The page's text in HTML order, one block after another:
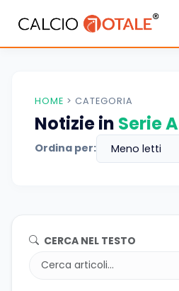
HOME > CATEGORIA
Notizie in Serie A
Ordina per:
CERCA NEL TESTO